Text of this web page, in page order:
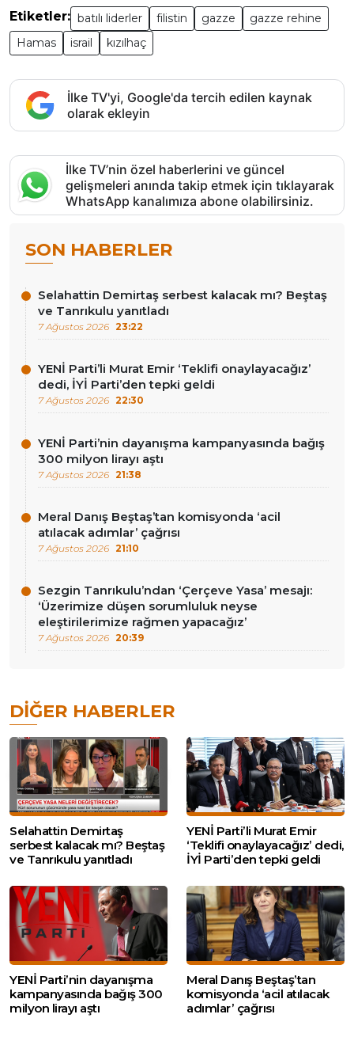
Etiketler: batılı liderler filistin gazze
gazze rehine
Hamas
israil kızılhaç
İlke TV'yi, Google'da tercih edilen kaynak
olarak ekleyin
İlke TV’nin özel haberlerini ve güncel
gelişmeleri anında takip etmek için tıklayarak
WhatsApp kanalımıza abone olabilirsiniz.
SON HABERLER
Selahattin Demirtaş serbest kalacak mı? Beştaş
ve Tanrıkulu yanıtladı
7 Ağustos 2026 23:22
YENİ Parti’li Murat Emir ‘Teklifi onaylayacağız’
dedi, İYİ Parti’den tepki geldi
7 Ağustos 2026 22:30
YENİ Parti’nin dayanışma kampanyasında bağış
300 milyon lirayı aştı
7 Ağustos 2026 21:38
Meral Danış Beştaş’tan komisyonda ‘acil
atılacak adımlar’ çağrısı
7 Ağustos 2026 21:10
Sezgin Tanrıkulu’ndan ‘Çerçeve Yasa’ mesajı:
‘Üzerimize düşen sorumluluk neyse
eleştirilerimize rağmen yapacağız’
7 Ağustos 2026 20:39
DIĞER HABERLER
Selahattin Demirtaş
serbest kalacak mı? Beştaş
ve Tanrıkulu yanıtladı
YENİ Parti’li Murat Emir
‘Teklifi onaylayacağız’ dedi,
İYİ Parti’den tepki geldi
YENİ Parti’nin dayanışma
kampanyasında bağış 300
milyon lirayı aştı
Meral Danış Beştaş’tan
komisyonda ‘acil atılacak
adımlar’ çağrısı